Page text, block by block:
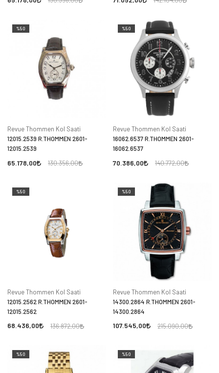
%50
Revue Thommen Kol Saati
12015.2539 R.THOMMEN 2601-
12015.2539
65.178,00 130.356,00
%50
Revue Thommen Kol Saati
16062.6537 R.THOMMEN 2601-
16062.6537
70.386,00 140.772,00
%50
Revue Thommen Kol Saati
12015.2562 R.THOMMEN 2601-
12015.2562
68.436,00 136.872,00
%50
Revue Thommen Kol Saati
14300.2864 R.THOMMEN 2601-
14300.2864
107.545,00 215.090,00
%50 %50